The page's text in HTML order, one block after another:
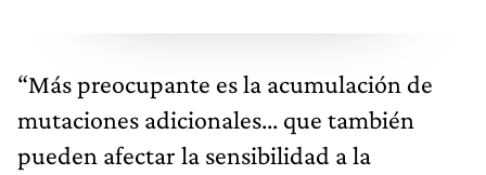
“Más preocupante es la acumulación de
mutaciones adicionales... que también
pueden afectar la sensibilidad a la